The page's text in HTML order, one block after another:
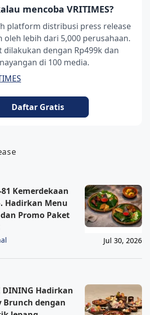
mencoba VRITIMES?
platform distribusi press release
oleh lebih dari 5,000 perusahaan.
dengan Rp499k dan
di 100 media.
Daftar Gratis
Kemerdekaan
Hadirkan Menu
Promo Paket
Jul 30, 2026
DINING Hadirkan
Brunch dengan